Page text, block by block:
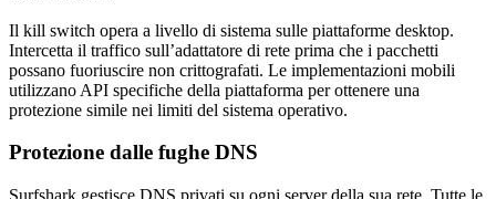
Il kill switch opera a livello di sistema sulle piattaforme desktop.
Intercetta il traffico sull’adattatore di rete prima che i pacchetti
possano fuoriuscire non crittografati. Le implementazioni mobili
utilizzano API specifiche della piattaforma per ottenere una
protezione simile nei limiti del sistema operativo.
Protezione dalle fughe DNS
Surfshark gestisce DNS privati su ogni server della sua rete. Tutte le